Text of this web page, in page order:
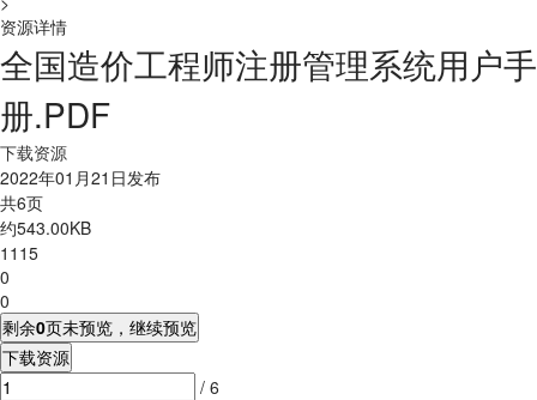
资源详情
全国造价工程师注册管理系统用户手
册.PDF
下载资源
2022年01月21日发布
共6页
约543.00KB
1115
0
0
剩余0页未预览，继续预览
下载资源
/ 6